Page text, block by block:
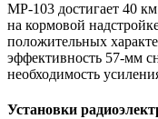
МР-103 достигает 40
на кормовой
положительных
эффективность 57-мм
необходимость
Установки